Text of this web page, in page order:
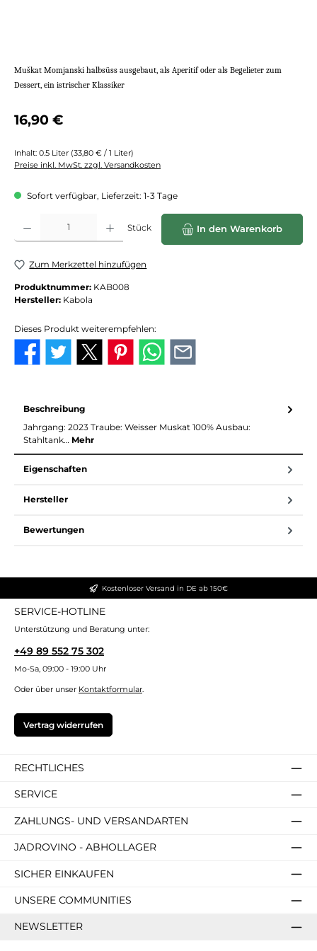
Muškat Momjanski halbsüss ausgebaut, als Aperitif oder als Begelieter zum
Dessert, ein istrischer Klassiker
Regulärer Preis:
16,90 €
Inhalt: 0.5 Liter (33,80 € / 1 Liter)
Preise inkl. MwSt. zzgl. Versandkosten
Sofort verfügbar, Lieferzeit: 1-3 Tage
Produkt Anzahl: Gib den gewünschten Wert ein oder benutze die
Stück In den Warenkorb
Zum Merkzettel hinzufügen
Produktnummer: KAB008
Hersteller: Kabola
Dieses Produkt weiterempfehlen:
Beschreibung
Jahrgang: 2023 Traube: Weisser Muskat 100% Ausbau:
Stahltank… Mehr
Eigenschaften
Hersteller
Bewertungen
Kostenloser Versand in DE ab 150€
SERVICE-HOTLINE
Unterstützung und Beratung unter:
+49 89 552 75 302
Mo-Sa, 09:00 - 19:00 Uhr
Oder über unser Kontaktformular.
Vertrag widerrufen
RECHTLICHES
SERVICE
ZAHLUNGS- UND VERSANDARTEN
JADROVINO - ABHOLLAGER
SICHER EINKAUFEN
UNSERE COMMUNITIES
NEWSLETTER